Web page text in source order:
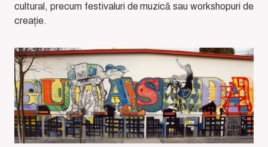
cultural, precum festivaluri de muzică sau workshopuri de
creație.